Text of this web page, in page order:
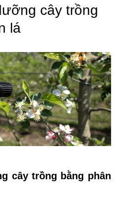
cây trồng
lá
cây trồng bằng phân